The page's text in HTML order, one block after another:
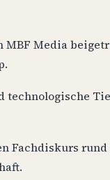
Media
technologische
Fachdiskurs rund